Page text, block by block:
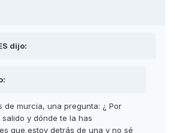
dijo:
de murcia, una pregunta: ¿ Por
y dónde te la has
que estoy detrás de una y no sé